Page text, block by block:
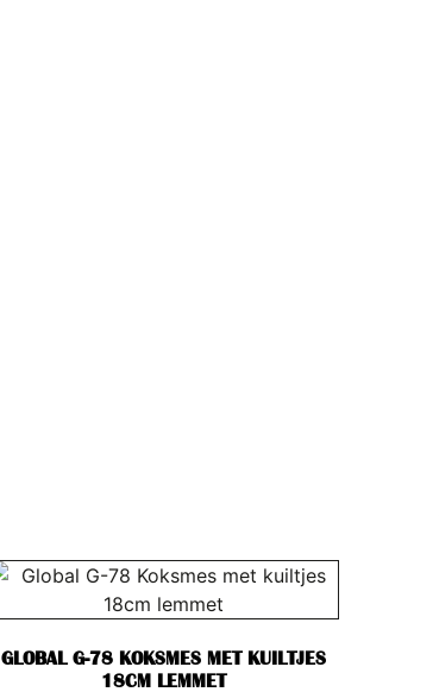
GLOBAL G-78 KOKSMES MET KUILTJES
18CM LEMMET